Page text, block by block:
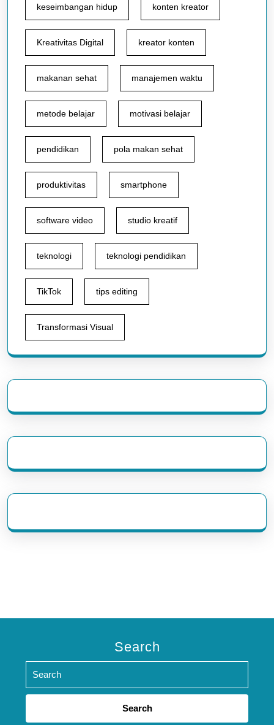
keseimbangan hidup konten kreator
Kreativitas Digital kreator konten
makanan sehat manajemen waktu
metode belajar motivasi belajar
pendidikan pola makan sehat
produktivitas smartphone
software video studio kreatif
teknologi teknologi pendidikan
TikTok tips editing
Transformasi Visual
Search
Search